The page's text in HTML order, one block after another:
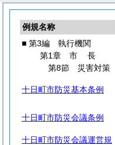
例規名称
■ 第3編 執行機関
第1章 市長
第8節 災害対策
十日町市防災基本条例
十日町市防災会議条例
十日町市防災会議運営規